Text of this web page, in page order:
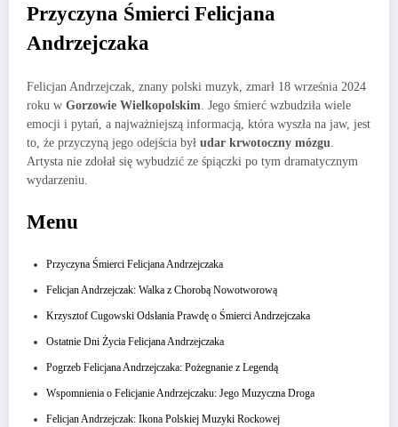
Przyczyna Śmierci Felicjana
Andrzejczaka
Felicjan Andrzejczak, znany polski muzyk, zmarł 18 września 2024
roku w Gorzowie Wielkopolskim. Jego śmierć wzbudziła wiele
emocji i pytań, a najważniejszą informacją, która wyszła na jaw, jest
to, że przyczyną jego odejścia był udar krwotoczny mózgu.
Artysta nie zdołał się wybudzić ze śpiączki po tym dramatycznym
wydarzeniu.
Menu
Przyczyna Śmierci Felicjana Andrzejczaka
Felicjan Andrzejczak: Walka z Chorobą Nowotworową
Krzysztof Cugowski Odsłania Prawdę o Śmierci Andrzejczaka
Ostatnie Dni Życia Felicjana Andrzejczaka
Pogrzeb Felicjana Andrzejczaka: Pożegnanie z Legendą
Wspomnienia o Felicjanie Andrzejczaku: Jego Muzyczna Droga
Felicjan Andrzejczak: Ikona Polskiej Muzyki Rockowej